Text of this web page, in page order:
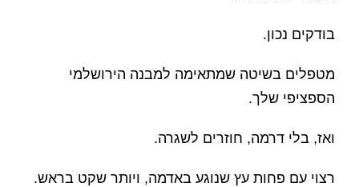
בודקים נכון.
מטפלים בשיטה שמתאימה למבנה הירושלמי
הספציפי שלך.
ואז, בלי דרמה, חוזרים לשגרה.
רצוי עם פחות עץ שנוגע באדמה, ויותר שקט בראש.